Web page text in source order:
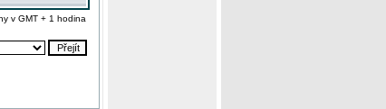
v GMT + 1 hodina